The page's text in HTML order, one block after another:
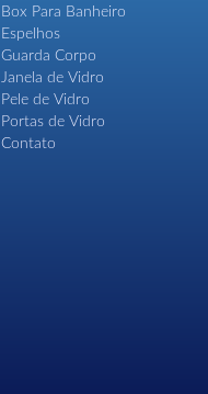
Box Para Banheiro
Espelhos
Guarda Corpo
Janela de Vidro
Pele de Vidro
Portas de Vidro
Contato